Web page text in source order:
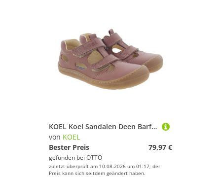
KOEL Koel Sandalen Deen Barfußschuhe Barefoot Leder Old Pink Sandalette
von KOEL
Bester Preis
79,97 €
gefunden bei OTTO
zuletzt überprüft am 10.08.2026 um 01:17; der
Preis kann sich seitdem geändert haben.